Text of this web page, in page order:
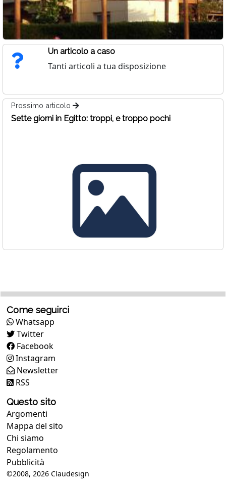
Un articolo a caso
Tanti articoli a tua disposizione
Prossimo articolo
Sette giorni in Egitto: troppi, e troppo pochi
Come seguirci
Whatsapp
Twitter
Facebook
Instagram
Newsletter
RSS
Questo sito
Argomenti
Mappa del sito
Chi siamo
Regolamento
Pubblicità
©2008, 2026 Claudesign